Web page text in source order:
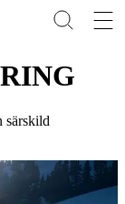
särskild